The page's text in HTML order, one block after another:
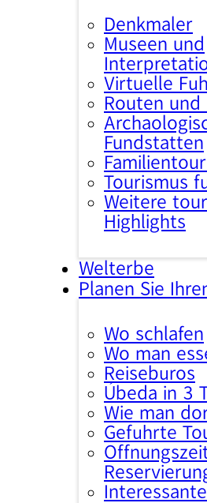
Denkmäler
Museen und
Virtuelle
Routen und
Fundstätten
Tourismus
Weitere
Highlights
Welterbe
Planen Sie
Wo schlafen
Wo man
Reisebüros
Úbeda in 3
Wie man
Geführte